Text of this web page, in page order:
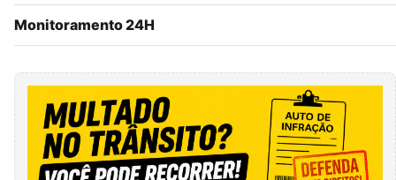
Monitoramento 24H